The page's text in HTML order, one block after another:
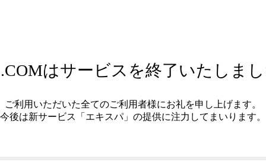
はサービスを終了いたしま
ご利用いただいた全てのご利用者様にお礼を申し上げます。
今後は新サービス「エキスパ」の提供に注力してまいります。